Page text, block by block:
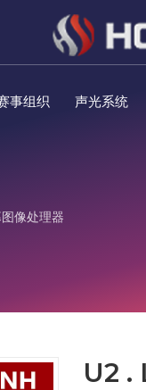
事组织 声光系统
像处理器
U2 .